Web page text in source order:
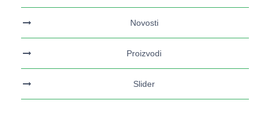
Novosti
Proizvodi
Slider